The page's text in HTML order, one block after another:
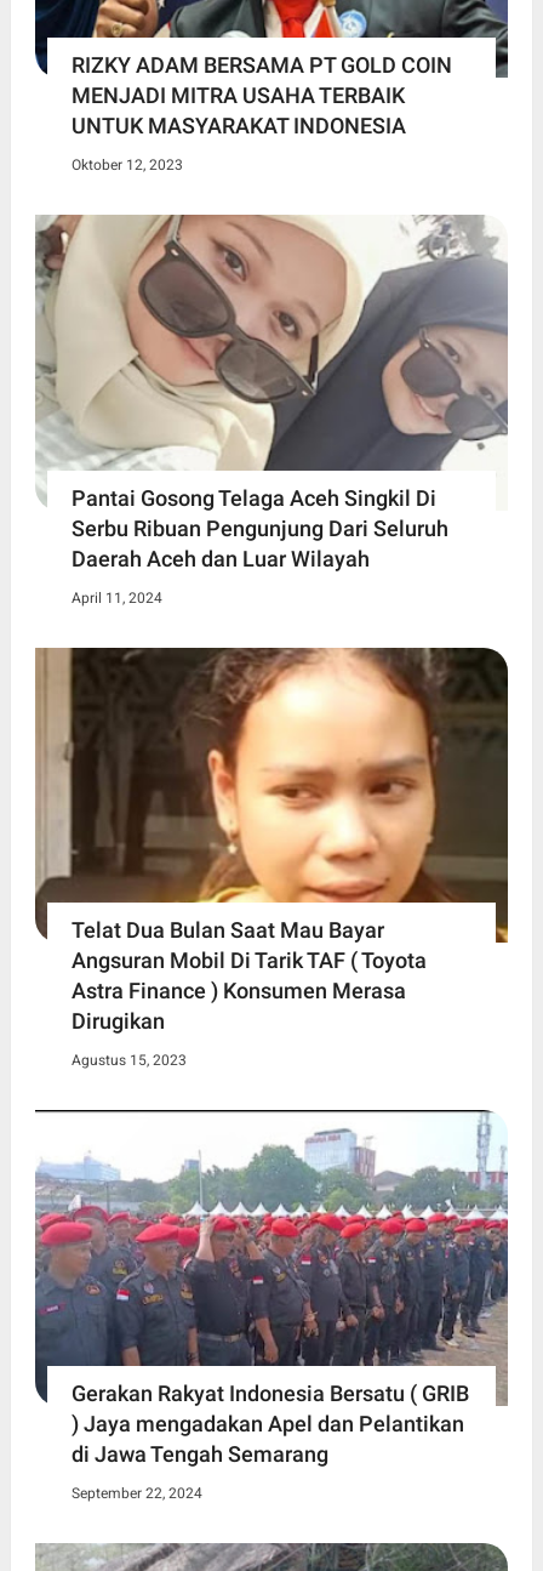
RIZKY ADAM BERSAMA PT GOLD COIN
MENJADI MITRA USAHA TERBAIK
UNTUK MASYARAKAT INDONESIA
Oktober 12, 2023
Pantai Gosong Telaga Aceh Singkil Di
Serbu Ribuan Pengunjung Dari Seluruh
Daerah Aceh dan Luar Wilayah
April 11, 2024
Telat Dua Bulan Saat Mau Bayar
Angsuran Mobil Di Tarik TAF ( Toyota
Astra Finance ) Konsumen Merasa
Dirugikan
Agustus 15, 2023
Gerakan Rakyat Indonesia Bersatu ( GRIB
) Jaya mengadakan Apel dan Pelantikan
di Jawa Tengah Semarang
September 22, 2024